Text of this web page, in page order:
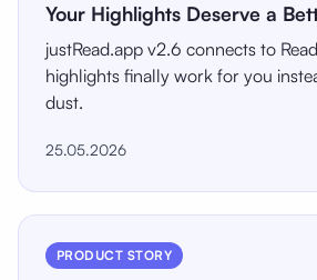
Your Highlights Deserve a
justRead.app v2.6 connects to
highlights finally work for you
dust.
25.05.2026
PRODUCT STORY